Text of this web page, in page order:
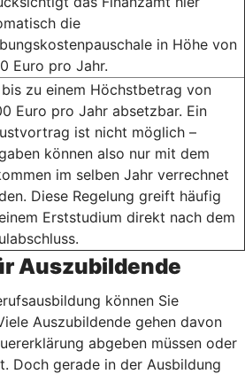
die
in Höhe von
Euro pro Jahr.
zu einem Höchstbetrag von
Euro pro Jahr absetzbar. Ein
ist nicht möglich –
können also nur mit dem
im selben Jahr verrechnet
Diese Regelung greift häufig
Erststudium direkt nach dem
Auszubildende
können Sie
Auszubildende gehen davon
abgeben müssen oder
Doch gerade in der Ausbildung